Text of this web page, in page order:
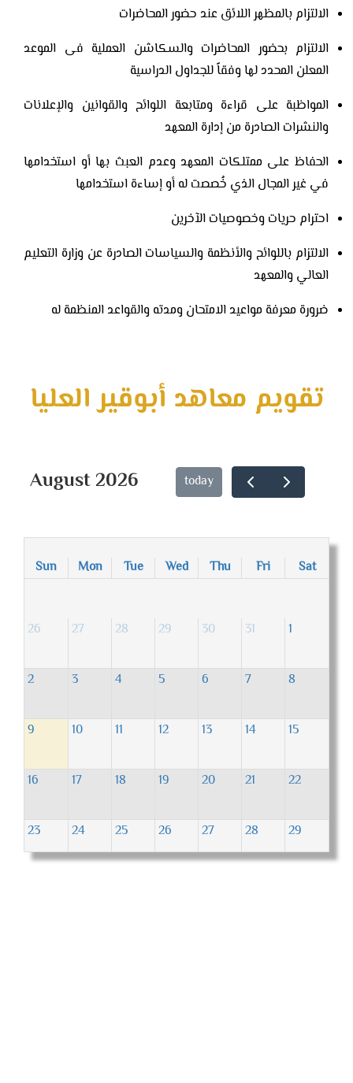
الالتزام بالمظهر اللائق عند حضور المحاضرات
الالتزام بحضور المحاضرات والسكاشن العملية فى الموعد
المعلن المحدد لها وفقاً للجداول الدراسية
المواظبة على قراءة ومتابعة اللوائح والقوانين والإعلانات
والنشرات الصادرة من إدارة المعهد
الحفاظ على ممتلكات المعهد وعدم العبث بها أو استخدامها
في غير المجال الذي خُصصت له أو إساءة استخدامها
احترام حريات وخصوصيات الآخرين
الالتزام باللوائح والأنظمة والسياسات الصادرة عن وزارة التعليم
العالي والمعهد
ضرورة معرفة مواعيد الامتحان ومدته والقواعد المنظمة له
تقويم معاهد أبوقير العليا
August 2026 today
Sun Mon Tue Wed Thu Fri Sat
26 27 28 29 30 31 1
2 3 4 5 6 7 8
9 10 11 12 13 14 15
16 17 18 19 20 21 22
23 24 25 26 27 28 29